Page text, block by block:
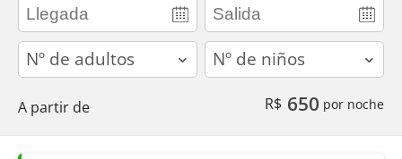
adults children
A partir de R$ 650 por noche